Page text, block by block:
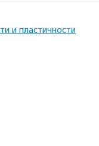
и пластичности